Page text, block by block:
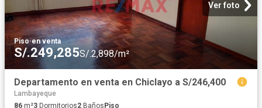
Ver foto
Piso·en venta
S/.249,285S/.2,898/m²
Departamento en venta en Chiclayo a S/246,400
Lambayeque
86 m²3 Dormitorios2 BañosPiso